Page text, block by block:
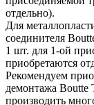
отдельно).
Для
соединителя
1 шт. для 1-ой
приобретаются
Рекомендуем
демонтажа Boutte
производить